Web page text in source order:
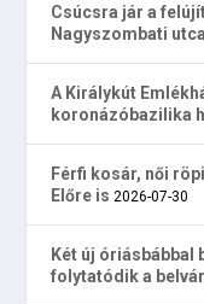
Csúcsra jár a
Nagyszombati
A Királykút
koronázóbazilika
Férfi kosár, női
Előre is 2026-07-30
Két új óriásbábbal
folytatódik a